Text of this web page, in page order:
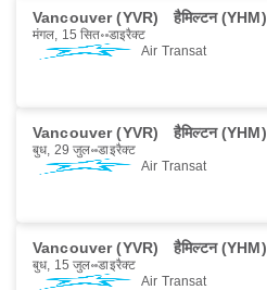
Vancouver (YVR) हैमिल्टन (YHM)
मंगल, 15 सित॰ डाइरैक्ट
Air Transat
Vancouver (YVR) हैमिल्टन (YHM)
बुध, 29 जुल॰ डाइरैक्ट
Air Transat
Vancouver (YVR) हैमिल्टन (YHM)
बुध, 15 जुल॰ डाइरैक्ट
Air Transat